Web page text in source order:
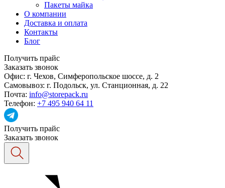
Пакеты майка
О компании
Доставка и оплата
Контакты
Блог
Получить прайс
Заказать звонок
Офис: г. Чехов, Симферопольское шоссе, д. 2
Самовывоз: г. Подольск, ул. Станционная, д. 22
Почта: info@storepack.ru
Телефон: +7 495 940 64 11
Получить прайс
Заказать звонок